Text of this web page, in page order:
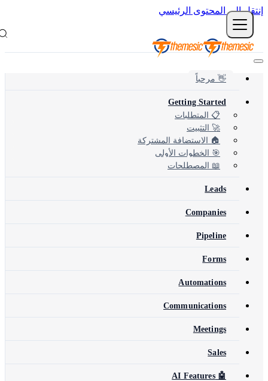
إلى المحتوى الرئيسي
👋 مرحباً
Getting Started
📋 المتطلبات
🚀 التثبيت
🏠 الاستضافة المشتركة
🎯 الخطوات الأولى
📖 المصطلحات
Leads
Companies
Pipeline
Forms
Automations
Communications
Meetings
Sales
🤖 AI Features